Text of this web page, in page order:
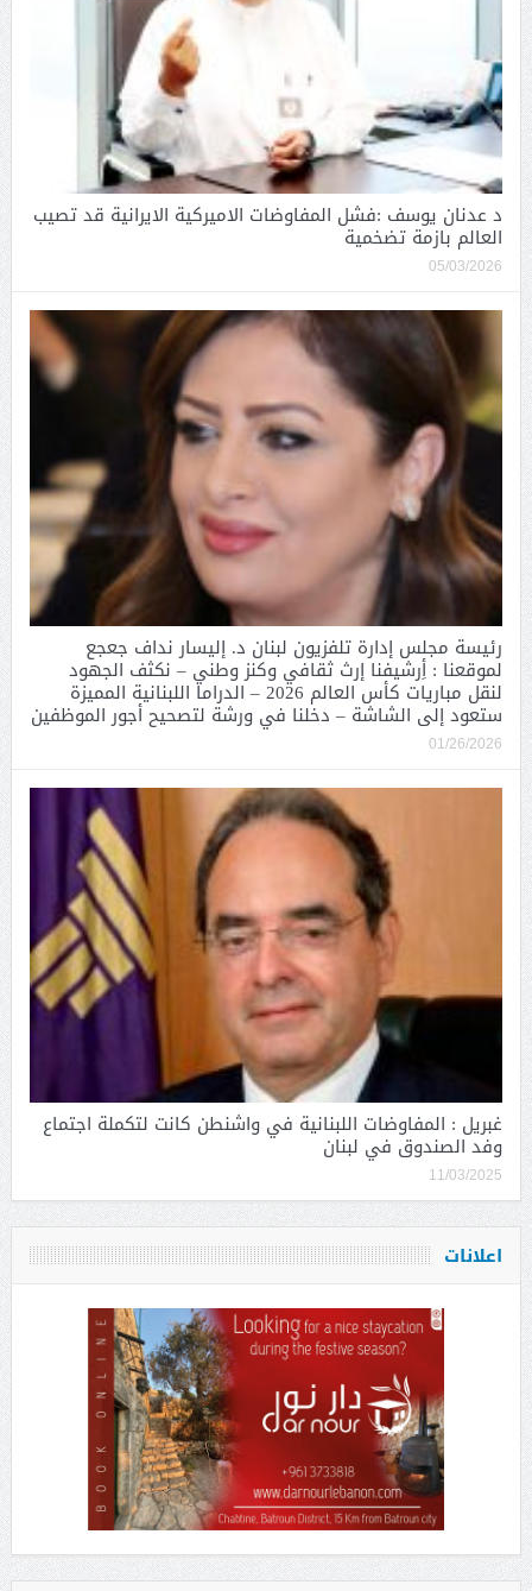
د عدنان يوسف :فشل المفاوضات الاميركية الايرانية قد تصيب
العالم بازمة تضخمية
05/03/2026
رئيسة مجلس إدارة تلفزيون لبنان د. إليسار نداف جعجع
لموقعنا : أِرشيفنا إرث ثقافي وكنز وطني – نكثف الجهود
لنقل مباريات كأس العالم 2026 – الدراما اللبنانية المميزة
ستعود إلى الشاشة – دخلنا في ورشة لتصحيح أجور الموظفين
01/26/2026
غبريل : المفاوضات اللبنانية في واشنطن كانت لتكملة اجتماع
وفد الصندوق في لبنان
11/03/2025
اعلانات